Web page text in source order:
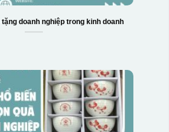
doanh nghiệp trong kinh doanh